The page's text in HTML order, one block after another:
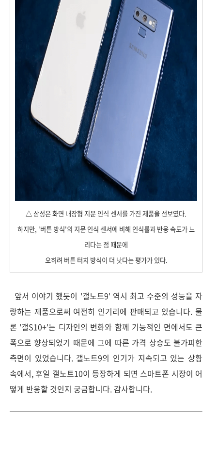
△ 삼성은 화면 내장형 지문 인식 센서를 가진 제품을 선보였다.
하지만, '버튼 방식'의 지문 인식 센서에 비해 인식률과 반응 속도가 느
리다는 점 때문에
오히려 버튼 터치 방식이 더 낫다는 평가가 있다.
앞서 이야기 했듯이 '갤노트9' 역시 최고 수준의 성능을 자
랑하는 제품으로써 여전히 인기리에 판매되고 있습니다. 물
론 '갤S10+'는 디자인의 변화와 함께 기능적인 면에서도 큰
폭으로 향상되었기 때문에 그에 따른 가격 상승도 불가피한
측면이 있었습니다. 갤노트9의 인기가 지속되고 있는 상황
속에서, 후일 갤노트10이 등장하게 되면 스마트폰 시장이 어
떻게 반응할 것인지 궁금합니다. 감사합니다.